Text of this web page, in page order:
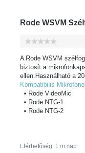
Rode WSVM
A Rode WSVM
biztosít a
ellen.Használható a
Kompatibilis
• Rode VideoMic
• Rode NTG-1
• Rode NTG-2
Elérhetőség: 1 m.nap